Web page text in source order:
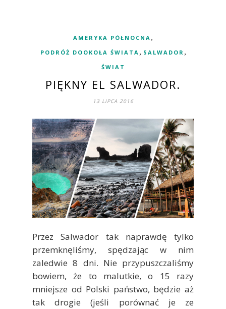
AMERYKA PÓŁNOCNA ,
PODRÓŻ DOOKOŁA ŚWIATA , SALWADOR ,
ŚWIAT
PIĘKNY EL SALWADOR.
13 LIPCA 2016
Przez Salwador tak naprawdę tylko
przemknęliśmy, spędzając w nim
zaledwie 8 dni. Nie przypuszczaliśmy
bowiem, że to malutkie, o 15 razy
mniejsze od Polski państwo, będzie aż
tak drogie (jeśli porównać je ze